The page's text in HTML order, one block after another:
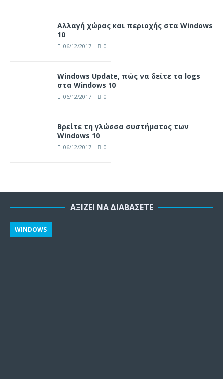
Αλλαγή χώρας και περιοχής στα Windows
10
06/12/2017 0
Windows Update, πώς να δείτε τα logs
στα Windows 10
06/12/2017 0
Βρείτε τη γλώσσα συστήματος των
Windows 10
06/12/2017 0
ΑΞΊΖΕΙ ΝΑ ΔΙΑΒΆΣΕΤΕ
WINDOWS